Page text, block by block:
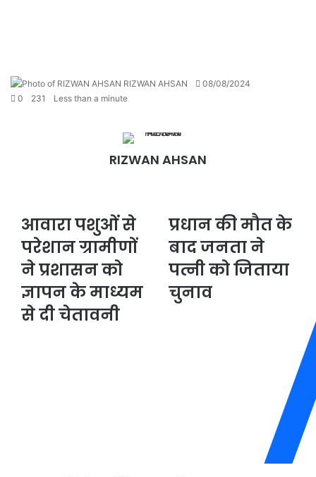
RIZWAN AHSAN
Send08/08/2024
0
231 Less than a minute
RIZWAN AHSAN
आवारा
पशुओं
से
परेशान
ग्रामीणों
ने
प्रशासन
को
आवारा पशुओं से
परेशान ग्रामीणों
ने प्रशासन को
ज्ञापन के माध्यम
से दी चेतावनी
प्रधान
मौत
के
बाद
जनता
प्रधान की मौत के
बाद जनता ने
पत्नी को जिताया
चुनाव